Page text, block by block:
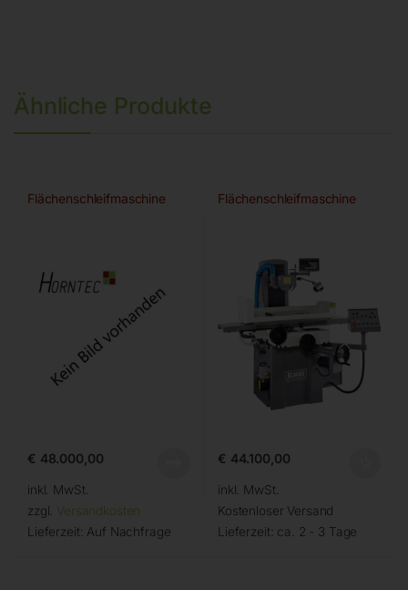
Ähnliche Produkte
Flächenschleifmaschine
€ 48.000,00
inkl. MwSt.
zzgl. Versandkosten
Lieferzeit: Auf Nachfrage
Flächenschleifmaschine
€ 44.100,00
inkl. MwSt.
Kostenloser Versand
Lieferzeit: ca. 2 - 3 Tage